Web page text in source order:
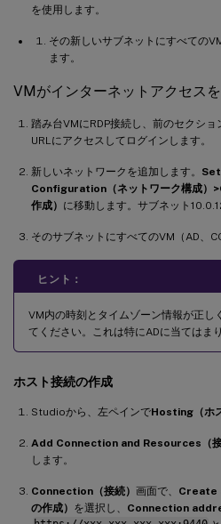
を使用します。
その新しいサブネットにすべての
ます。
VMがインターネットアクセス
踏み台VMにRDP接続し、前のセクショ
URLにアクセスしてログインします。
新しいネットワークを追加します。
Configuration（ネットワーク構成）
作成） に移動します。サブネット
そのサブネットにすべてのVM（AD、
ヒント：
VM内の時刻とタイムゾーン情報が正し
てください。これは特にADに当てはまり
ホスト接続の作成
Studioから、左ペインでHosting（ホ
Add Connection and Resources（接
します。
Connection（接続） 画面で、 Create
の作成） を選択し、 Connection